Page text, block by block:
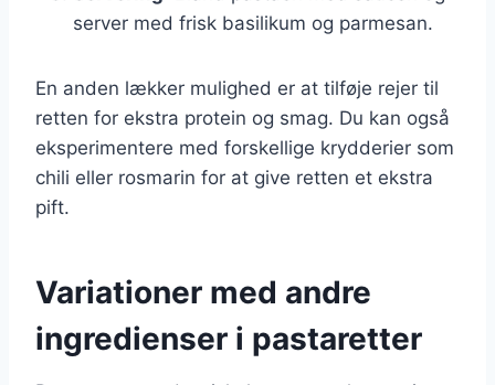
server med frisk basilikum og parmesan.
En anden lækker mulighed er at tilføje rejer til
retten for ekstra protein og smag. Du kan også
eksperimentere med forskellige krydderier som
chili eller rosmarin for at give retten et ekstra
pift.
Variationer med andre
ingredienser i pastaretter